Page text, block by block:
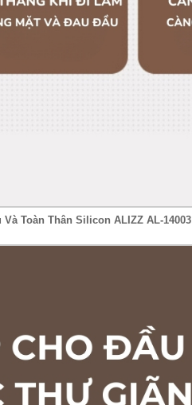
Và Toàn Thân Silicon ALIZZ AL-14003